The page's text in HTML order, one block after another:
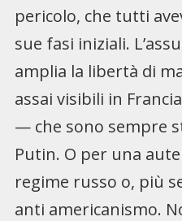
pericolo, che tutti
sue fasi iniziali.
amplia la libertà di
assai visibili in
— che sono sempre
Putin. O per una
regime russo o, più
anti americanismo.